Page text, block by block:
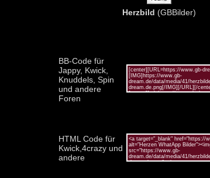
Herzbild (GBBilder)
BB-Code für
Jappy, Kwick,
Knuddels, Spin
und andere
Foren
HTML Code für
Kwick,4crazy und
andere